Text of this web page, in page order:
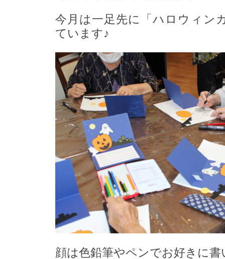
今月は一足先に「ハロウィン
ています♪
顔は色鉛筆やペンでお好きに